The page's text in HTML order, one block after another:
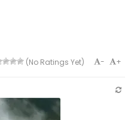
(No Ratings Yet) +
-